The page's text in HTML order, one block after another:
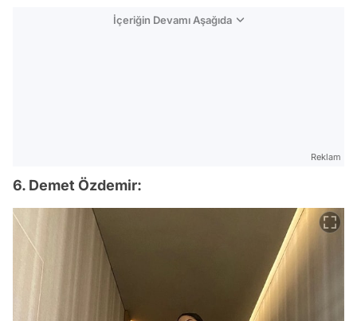
İçeriğin Devamı Aşağıda
Reklam
6. Demet Özdemir: